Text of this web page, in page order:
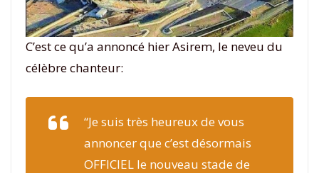
C’est ce qu’a annoncé hier Asirem, le neveu du
célèbre chanteur:
“Je suis très heureux de vous
annoncer que c’est désormais
OFFICIEL le nouveau stade de